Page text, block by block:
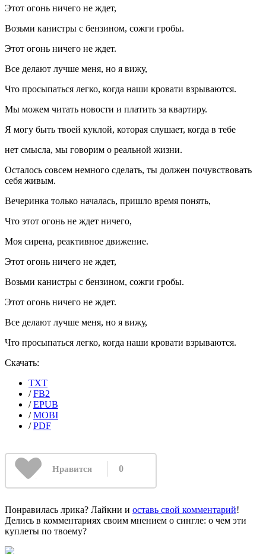
Этот огонь ничего не ждет,
Возьми канистры с бензином, сожги гробы.
Этот огонь ничего не ждет.
Все делают лучше меня, но я вижу,
Что просыпаться легко, когда наши кровати взрываются.
Мы можем читать новости и платить за квартиру.
Я могу быть твоей куклой, которая слушает, когда в тебе
нет смысла, мы говорим о реальной жизни.
Осталось совсем немного сделать, ты должен почувствовать
себя живым.
Вечеринка только началась, пришло время понять,
Что этот огонь не ждет ничего,
Моя сирена, реактивное движение.
Этот огонь ничего не ждет,
Возьми канистры с бензином, сожги гробы.
Этот огонь ничего не ждет.
Все делают лучше меня, но я вижу,
Что просыпаться легко, когда наши кровати взрываются.
Скачать:
TXT
/FB2
/EPUB
/MOBI
/PDF
Нравится 0
Понравилась лрика? Лайкни и оставь свой комментарий!
Делись в комментариях своим мнением о сингле: о чем эти
куплеты по твоему?